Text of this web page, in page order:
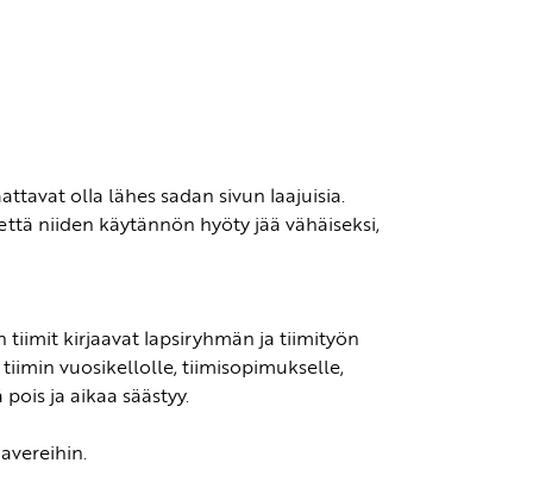
olla lähes sadan sivun laajuisia.
niiden käytännön hyöty jää vähäiseksi,
kirjaavat lapsiryhmän ja tiimityön
vuosikellolle, tiimisopimukselle,
ja aikaa säästyy.